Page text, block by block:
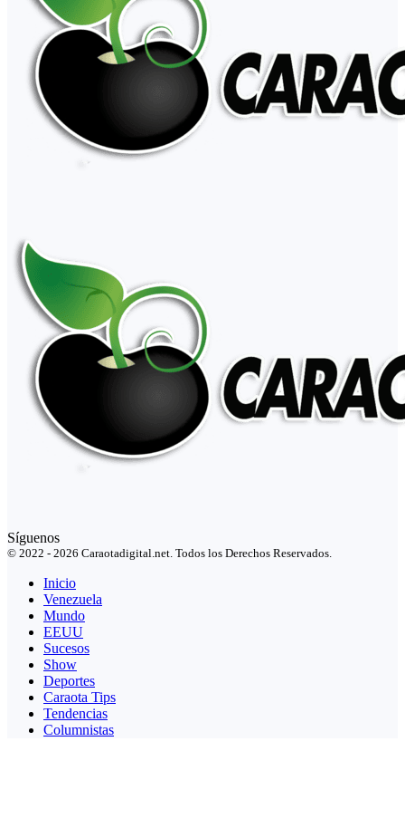
Síguenos
© 2022 - 2026 Caraotadigital.net. Todos los Derechos Reservados.
Inicio
Venezuela
Mundo
EEUU
Sucesos
Show
Deportes
Caraota Tips
Tendencias
Columnistas